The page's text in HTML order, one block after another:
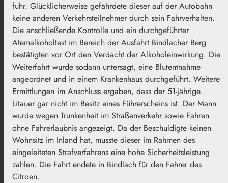
fuhr. Glücklicherweise gefährdete dieser auf der Autobahn
keine anderen Verkehrsteilnehmer durch sein Fahrverhalten.
Die anschließende Kontrolle und ein durchgeführter
Atemalkoholtest im Bereich der Ausfahrt Bindlacher Berg
bestätigten vor Ort den Verdacht der Alkoholeinwirkung. Die
Weiterfahrt wurde sodann untersagt, eine Blutentnahme
angeordnet und in einem Krankenhaus durchgeführt. Weitere
Ermittlungen im Anschluss ergaben, dass der 51-jährige
Litauer gar nicht im Besitz eines Führerscheins ist. Der Mann
wurde wegen Trunkenheit im Straßenverkehr sowie Fahren
ohne Fahrerlaubnis angezeigt. Da der Beschuldigte keinen
Wohnsitz im Inland hat, musste dieser im Rahmen des
eingeleiteten Strafverfahrens eine hohe Sicherheitsleistung
zahlen. Die Fahrt endete in Bindlach für den Fahrer des
Citroen.